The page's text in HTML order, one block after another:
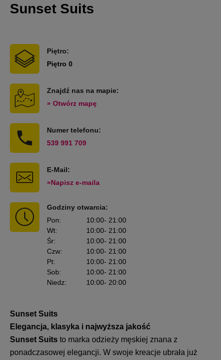
Sunset Suits
Piętro:
Piętro 0
Znajdź nas na mapie:
» Otwórz mapę
Numer telefonu:
539 991 709
E-Mail:
»Napisz e-maila
Godziny otwarcia:
Pon: 10:00- 21:00
Wt: 10:00- 21:00
Śr: 10:00- 21:00
Czw: 10:00- 21:00
Pt: 10:00- 21:00
Sob: 10:00- 21:00
Niedz: 10:00- 20:00
Sunset Suits
Elegancja, klasyka i najwyższa jakość
Sunset Suits to marka odzieży męskiej znana z
ponadczasowej elegancji. W swoje kreacje ubrała już